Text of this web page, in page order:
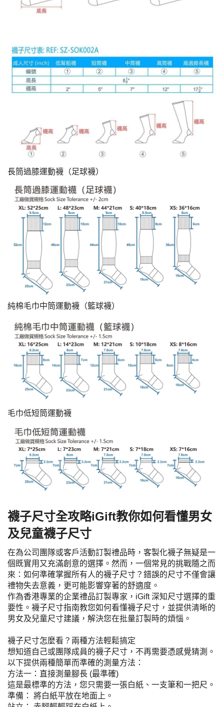
長筒過膝運動襪（足球襪）
純棉毛巾中筒運動襪（籃球襪）
毛巾低短筒運動襪
襪子尺寸全攻略iGift教你如何看懂男女
及兒童襪子尺寸
在為公司團隊或客戶活動訂製禮品時，客製化襪子無疑是一
個既實用又充滿創意的選擇。然而，一個常見的挑戰隨之而
來：如何準確掌握所有人的襪子尺寸？錯誤的尺寸不僅會讓
禮物失去意義，更可能影響穿著的舒適度。
作為香港專業的企業禮品訂製專家，iGift 深知尺寸選擇的重
要性。襪子尺寸指南教您如何看懂襪子尺寸，並提供清晰的
男女及兒童尺寸建議，解決您在批量訂製時的煩惱。
襪子尺寸怎麼看？兩種方法輕鬆搞定
想知道自己或團隊成員的襪子尺寸，不再需要憑感覺猜測。
以下提供兩種簡單而準確的測量方法：
方法一：直接測量腳長 (最準確)
這是最標準的方法，您只需要一張白紙、一支筆和一把尺。
準備： 將白紙平放在地面上。